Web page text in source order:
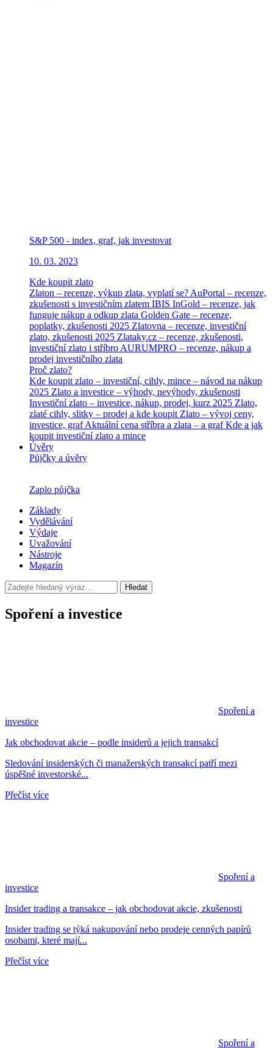
S&P 500 - index, graf, jak investovat
10. 03. 2023
Kde koupit zlato
Zlaton – recenze, výkup zlata, vyplatí se? AuPortal – recenze,
zkušenosti s investičním zlatem IBIS InGold – recenze, jak
funguje nákup a odkup zlata Golden Gate – recenze,
poplatky, zkušenosti 2025 Zlatovna – recenze, investiční
zlato, zkušenosti 2025 Zlataky.cz – recenze, zkušenosti,
investiční zlato i stříbro AURUMPRO – recenze, nákup a
prodej investičního zlata
Proč zlato?
Kde koupit zlato – investiční, cihly, mince – návod na nákup
2025 Zlato a investice – výhody, nevýhody, zkušenosti
Investiční zlato – investice, nákup, prodej, kurz 2025 Zlato,
zlaté cihly, slitky – prodej a kde koupit Zlato – vývoj ceny,
investice, grafAktuální cena stříbra a zlata – a grafKde a jak
koupit investiční zlato a mince
Úvěry
Půjčky a úvěry
Zaplo půjčka
Základy
Vydělávání
Výdaje
Uvažování
Nástroje
Magazín
Hledat
Spoření a investice
Spoření a
investice
Jak obchodovat akcie – podle insiderů a jejich transakcí
Sledování insiderských či manažerských transakcí patří mezi
úspěšné investorské...
Přečíst více
Spoření a
investice
Insider trading a transakce – jak obchodovat akcie, zkušenosti
Insider trading se týká nakupování nebo prodeje cenných papírů
osobami, které mají...
Přečíst více
Spoření a